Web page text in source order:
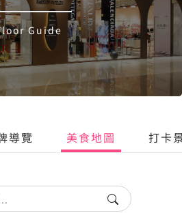
Guide
導覽 美食地圖 打卡